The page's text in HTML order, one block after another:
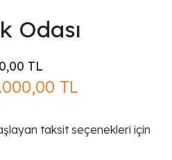
Odası
TL
TL
taksit seçenekleri için